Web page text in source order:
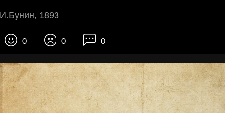
И.Бунин, 1893
0 0 0